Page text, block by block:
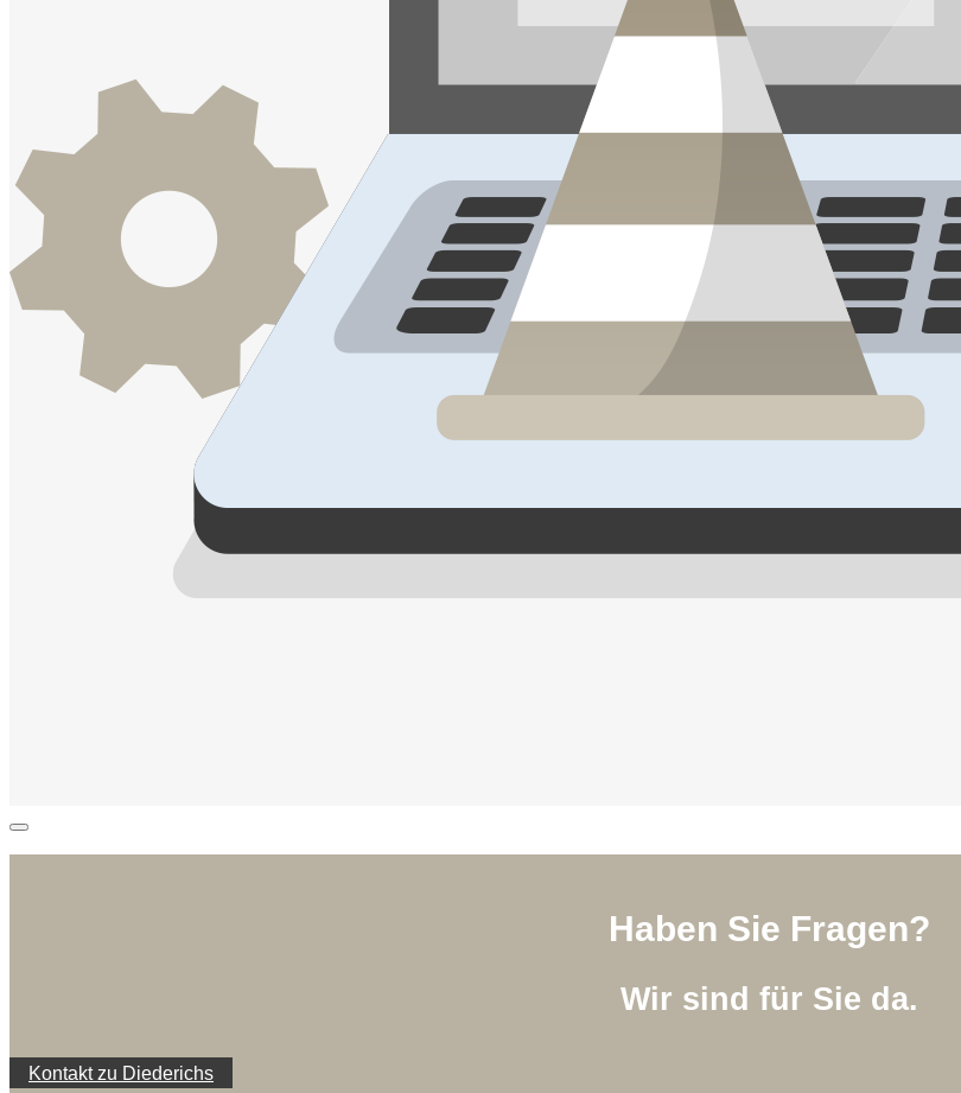
Haben Sie Fragen?
Wir sind für Sie da.
Kontakt zu Diederichs